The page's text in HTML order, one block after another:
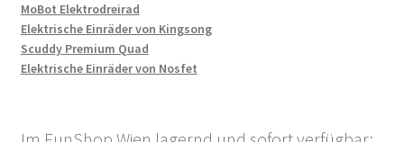
MoBot Elektrodreirad
Elektrische Einräder von Kingsong
Scuddy Premium Quad
Elektrische Einräder von Nosfet